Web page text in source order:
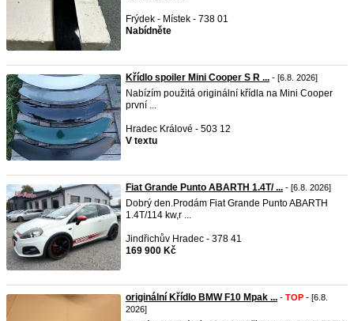
Frýdek - Místek - 738 01
Nabídněte
Křídlo spoiler Mini Cooper S R ... - [6.8. 2026]
Nabízím použitá originální křídla na Mini Cooper
první ...
Hradec Králové - 503 12
V textu
Fiat Grande Punto ABARTH 1.4T/ ... - [6.8. 2026]
Dobrý den.Prodám Fiat Grande Punto ABARTH
1.4T/114 kw,r ...
Jindřichův Hradec - 378 41
169 900 Kč
originální Křídlo BMW F10 Mpak ... - TOP - [6.8.
2026]